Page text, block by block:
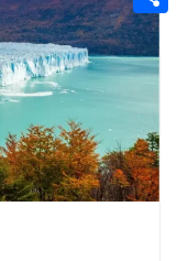
n
g
e
e
r
e
r
s
t
a
i
l
e
d
t
C
o
p
a
r